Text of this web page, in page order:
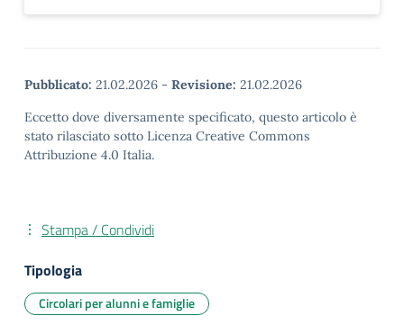
Pubblicato: 21.02.2026 - Revisione: 21.02.2026
Eccetto dove diversamente specificato, questo articolo è
stato rilasciato sotto Licenza Creative Commons
Attribuzione 4.0 Italia.
Stampa / Condividi
Tipologia
Circolari per alunni e famiglie